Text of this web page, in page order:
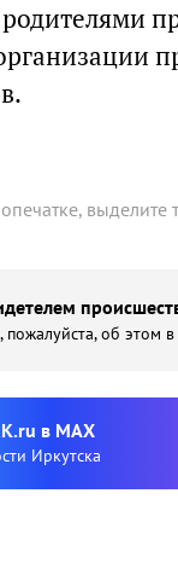
выделите
об этом
в MAX
Иркутска